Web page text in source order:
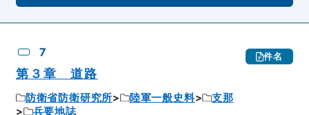
7 件名
第３章 道路
防衛省防衛研究所 陸軍一般史料
支那
兵要地誌